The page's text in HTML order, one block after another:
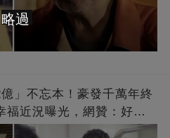
」不忘本！豪發千萬年終
福近況曝光，網贊：好老
略過